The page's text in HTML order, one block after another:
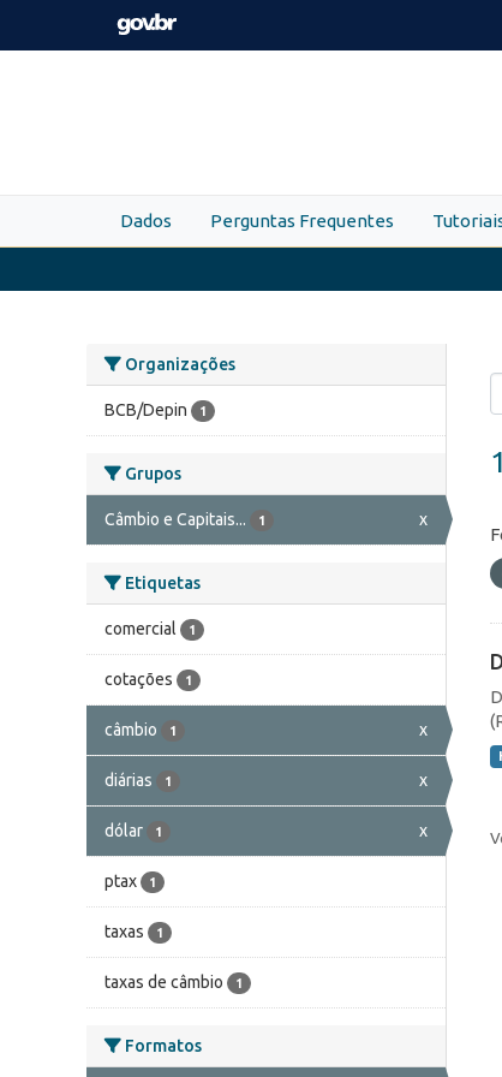
Skip to main content
Dados Perguntas Frequentes
Organizações
BCB/Depin 1
Grupos
Câmbio e Capitais... 1 x
Etiquetas
comercial 1
cotações 1
câmbio 1 x
diárias 1 x
dólar 1 x
ptax 1
taxas 1
taxas de câmbio 1
Formatos